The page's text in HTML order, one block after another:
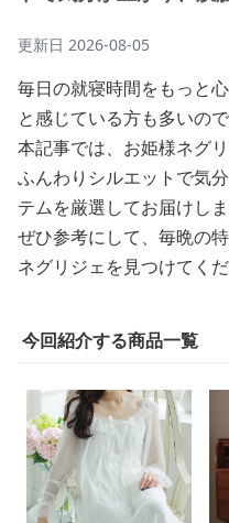
更新日 2026-08-05
毎日の就寝時間をもっと
と感じている方も多いの
本記事では、お姫様ネグ
ふんわりシルエットで気
テムを厳選してお届けしま
ぜひ参考にして、毎晩の
ネグリジェを見つけてくだ
今回紹介する商品一覧